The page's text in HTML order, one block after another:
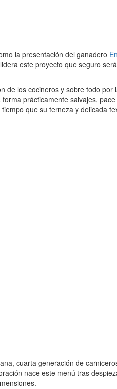
la presentación del ganadero
este proyecto que seguro
de los cocineros y sobre todo
prácticamente salvajes,
que su terneza y delicada
cuarta generación de
nace este menú tras